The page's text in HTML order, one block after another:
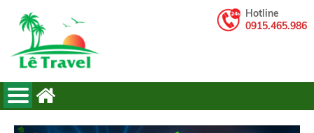
Hotline
0915.465.986